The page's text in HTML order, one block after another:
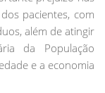
pacientes, com
além de atingir
da População
e a economia